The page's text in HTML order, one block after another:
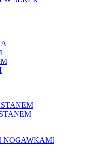
NOGAWKAMI